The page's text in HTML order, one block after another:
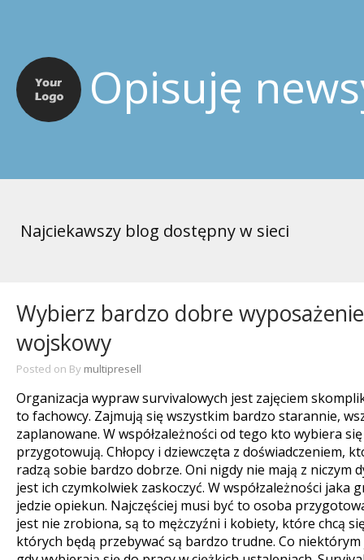
Opisuję
Najciekawszy blog dostępny w sieci
Wybierz bardzo dobre
wojskowy
Posted on By multipresell
Organizacja wypraw survivalowych jest zajęciem
to fachowcy. Zajmują się wszystkim bardzo starannie,
zaplanowane. W współzależności od tego kto wybiera
przygotowują. Chłopcy i dziewczęta z doświadczeniem,
radzą sobie bardzo dobrze. Oni nigdy nie mają z niczym
jest ich czymkolwiek zaskoczyć. W współzależności jaka
jedzie opiekun. Najczęściej musi być to osoba
jest nie zrobiona, są to mężczyźni i kobiety, które chcą
których będą przebywać są bardzo trudne. Co